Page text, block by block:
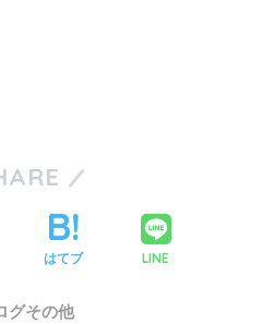
はてブ LINE
グその他